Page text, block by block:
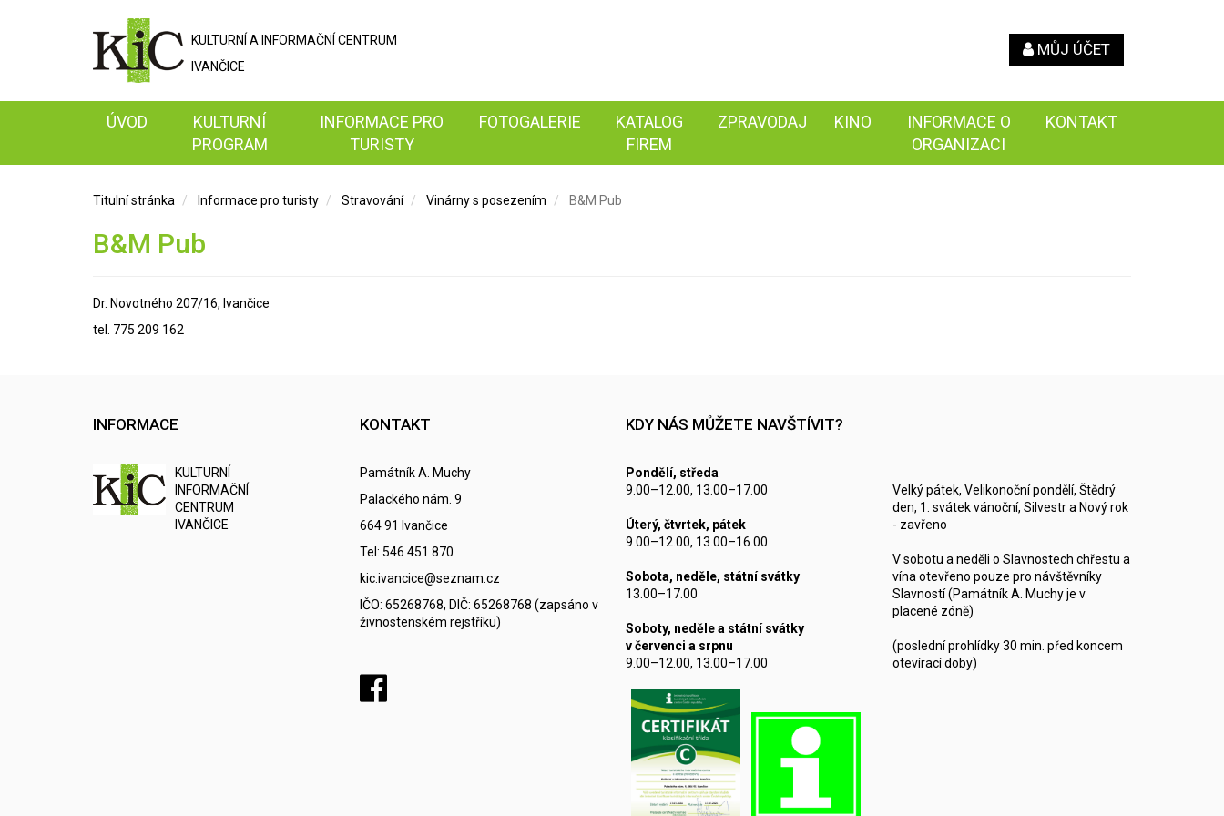
KULTURNÍ A INFORMAČNÍ CENTRUM
IVANČICE
MŮJ ÚČET
ÚVOD
KULTURNÍ
PROGRAM
INFORMACE PRO
TURISTY
FOTOGALERIE
KATALOG
FIREM
ZPRAVODAJ KINO
INFORMACE O
ORGANIZACI
KONTAKT
Titulní stránka Informace pro turisty Stravování Vinárny s posezením B&M Pub
B&M Pub
Dr. Novotného 207/16, Ivančice
tel. 775 209 162
INFORMACE
KULTURNÍ
NFORMAČNÍ
CENTRUM
IVANČICE
KONTAKT
Památník A. Muchy
Palackého nám. 9
664 91 Ivančice
Tel: 546 451 870
kic.ivancice@seznam.cz
IČO: 65268768, DIČ: 65268768 (zapsáno v
živnostenském rejstříku)
KDY NÁS MŮŽETE NAVŠTÍVIT?
Pondělí, středa
9.00–12.00, 13.00–17.00
Úterý, čtvrtek, pátek
9.00–12.00, 13.00–16.00
Sobota, neděle, státní svátky
13.00–17.00
Soboty, neděle a státní svátky
v červenci a srpnu
9.00–12.00, 13.00–17.00
Velký pátek, Velikonoční pondělí, Štědrý
den, 1. svátek vánoční, Silvestr a Nový rok
- zavřeno
V sobotu a neděli o Slavnostech chřestu a
vína otevřeno pouze pro návštěvníky
Slavností (Památník A. Muchy je v
placené zóně)
(poslední prohlídky 30 min. před koncem
otevírací doby)